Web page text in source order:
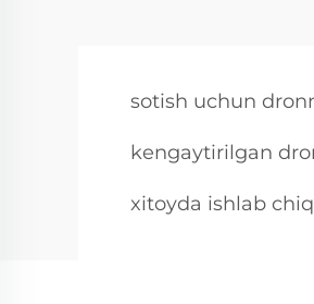
sotish uchun
kengaytirilgan
xitoyda ishlab